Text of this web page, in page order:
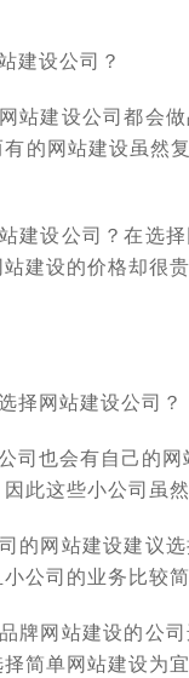
建设公司？
站建设公司都会
的网站建设虽然
建设公司？在选
建设的价格却很
择网站建设公司？
司也会有自己的
此这些小公司虽
的网站建设建议
公司的业务比较
牌网站建设的公
简单网站建设为宜